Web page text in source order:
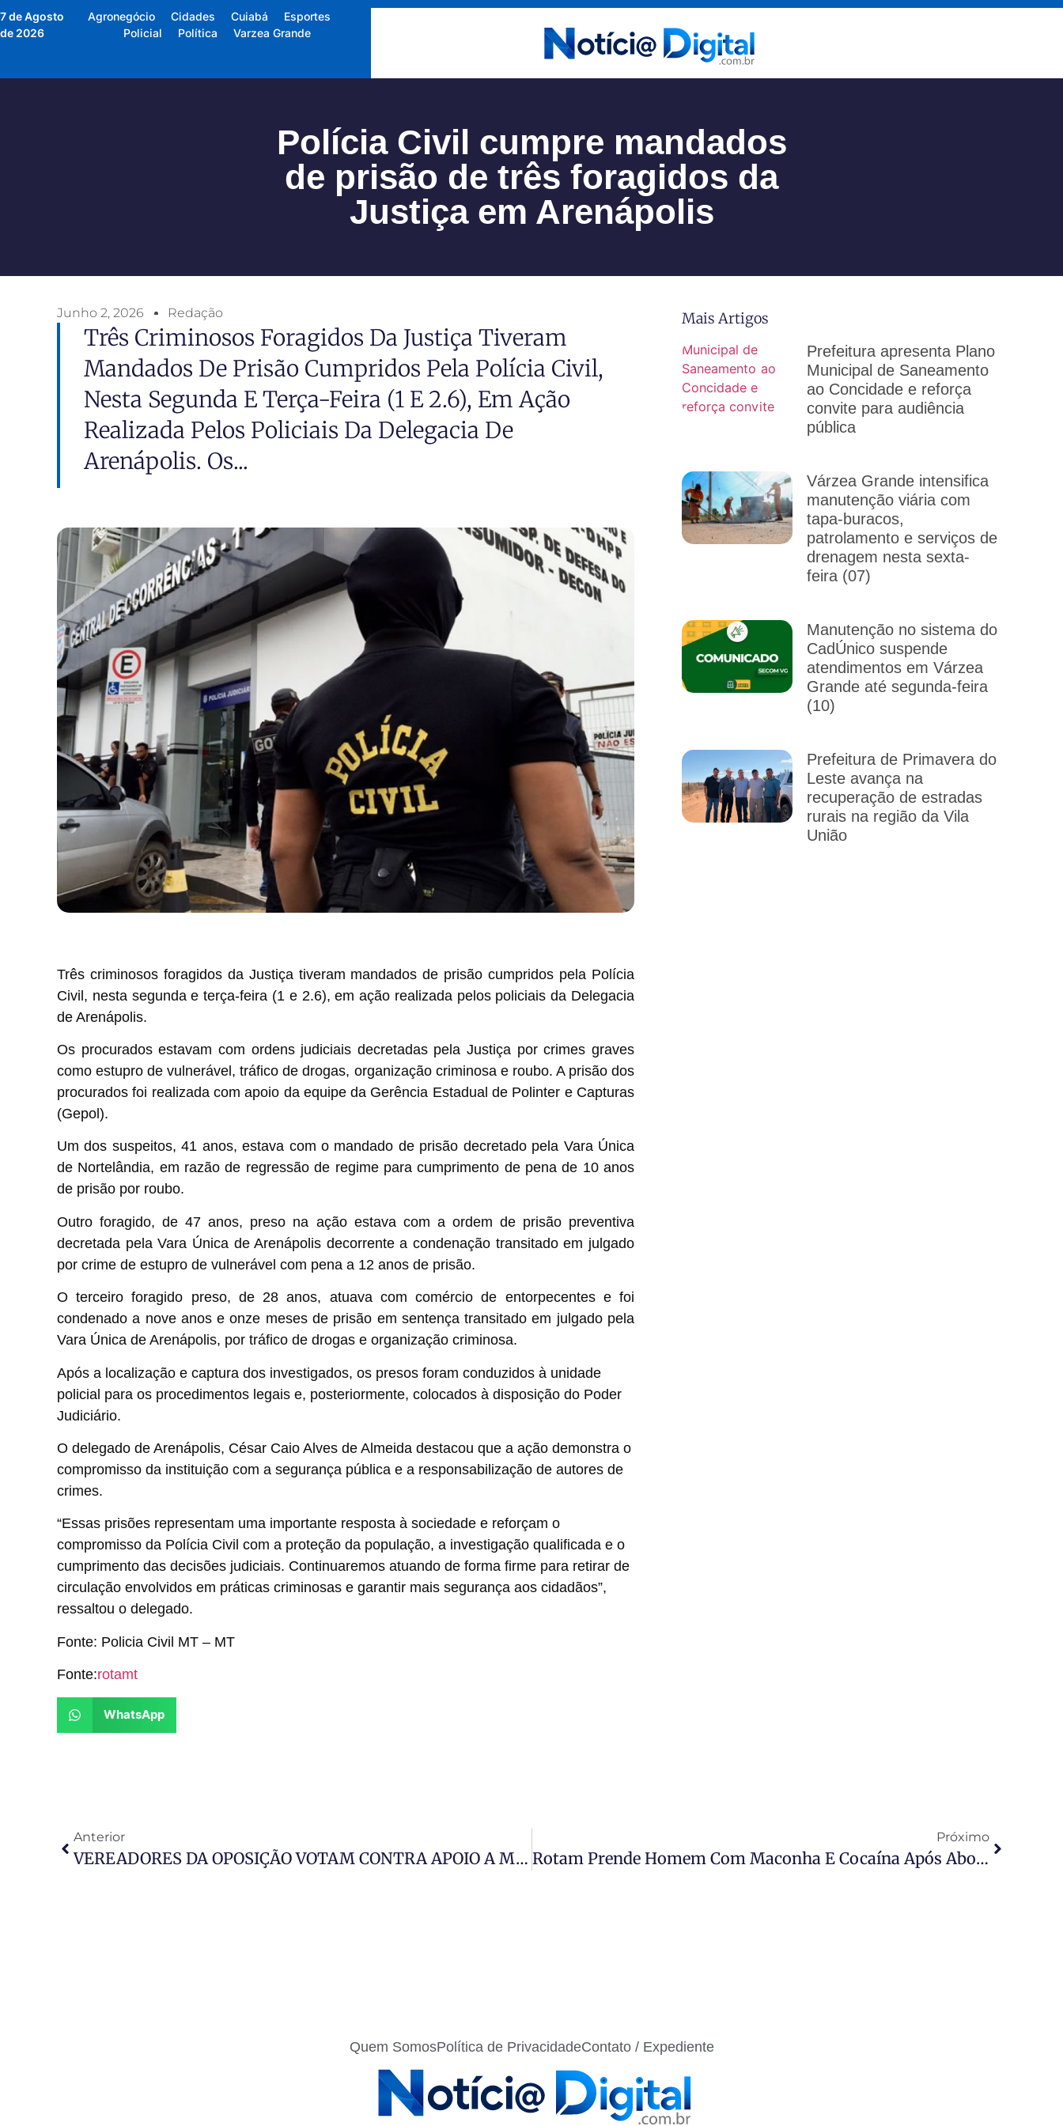
7 de Agosto
de 2026
Agronegócio Cidades Cuiabá
Esportes
Policial
Política Varzea Grande
Polícia Civil cumpre mandados
de prisão de três foragidos da
Justiça em Arenápolis
Junho 2, 2026 Redação
Três Criminosos Foragidos Da Justiça Tiveram
Mandados De Prisão Cumpridos Pela Polícia Civil,
Nesta Segunda E Terça-Feira (1 E 2.6), Em Ação
Realizada Pelos Policiais Da Delegacia De
Arenápolis. Os...
Três criminosos foragidos da Justiça tiveram mandados de prisão cumpridos pela Polícia
Civil, nesta segunda e terça-feira (1 e 2.6), em ação realizada pelos policiais da Delegacia
de Arenápolis.
Os procurados estavam com ordens judiciais decretadas pela Justiça por crimes graves
como estupro de vulnerável, tráfico de drogas, organização criminosa e roubo. A prisão dos
procurados foi realizada com apoio da equipe da Gerência Estadual de Polinter e Capturas
(Gepol).
Um dos suspeitos, 41 anos, estava com o mandado de prisão decretado pela Vara Única
de Nortelândia, em razão de regressão de regime para cumprimento de pena de 10 anos
de prisão por roubo.
Outro foragido, de 47 anos, preso na ação estava com a ordem de prisão preventiva
decretada pela Vara Única de Arenápolis decorrente a condenação transitado em julgado
por crime de estupro de vulnerável com pena a 12 anos de prisão.
O terceiro foragido preso, de 28 anos, atuava com comércio de entorpecentes e foi
condenado a nove anos e onze meses de prisão em sentença transitado em julgado pela
Vara Única de Arenápolis, por tráfico de drogas e organização criminosa.
Após a localização e captura dos investigados, os presos foram conduzidos à unidade
policial para os procedimentos legais e, posteriormente, colocados à disposição do Poder
Judiciário.
O delegado de Arenápolis, César Caio Alves de Almeida destacou que a ação demonstra o
compromisso da instituição com a segurança pública e a responsabilização de autores de
crimes.
“Essas prisões representam uma importante resposta à sociedade e reforçam o
compromisso da Polícia Civil com a proteção da população, a investigação qualificada e o
cumprimento das decisões judiciais. Continuaremos atuando de forma firme para retirar de
circulação envolvidos em práticas criminosas e garantir mais segurança aos cidadãos”,
ressaltou o delegado.
Fonte: Policia Civil MT – MT
Fonte:rotamt
WhatsApp
Mais Artigos
Prefeitura apresenta Plano
Municipal de Saneamento
ao Concidade e reforça
convite para audiência
pública
Várzea Grande intensifica
manutenção viária com
tapa-buracos,
patrolamento e serviços de
drenagem nesta sexta-
feira (07)
Manutenção no sistema do
CadÚnico suspende
atendimentos em Várzea
Grande até segunda-feira
(10)
Prefeitura de Primavera do
Leste avança na
recuperação de estradas
rurais na região da Vila
União
Anterior
VEREADORES DA OPOSIÇÃO VOTAM CONTRA APOIO A MÃES TRABALHADORAS E CRIANÇAS DURANTE O RECESSO ESCOLAR
Próximo
Rotam Prende Homem Com Maconha E Cocaína Após Abordagem Em Cuiabá
Quem SomosPolítica de PrivacidadeContato / Expediente